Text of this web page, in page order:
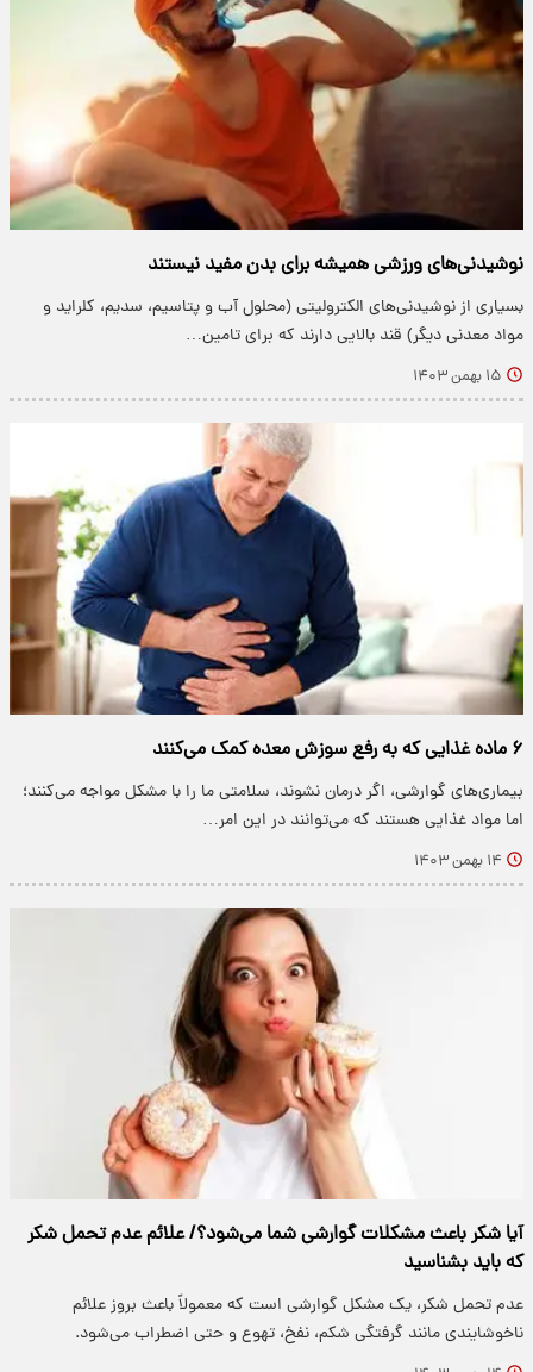
نوشیدنی‌های ورزشی همیشه برای بدن مفید نیستند
بسیاری از نوشیدنی‌های الکترولیتی (محلول آب و پتاسیم، سدیم، کلراید و
مواد معدنی دیگر) قند بالایی دارند که برای تامین…
۱۵ بهمن ۱۴۰۳
۶ ماده غذایی که به رفع سوزش معده کمک می‌کنند
بیماری‌های گوارشی، اگر درمان نشوند، سلامتی ما را با مشکل مواجه می‌کنند؛
اما مواد غذایی هستند که می‌توانند در این امر…
۱۴ بهمن ۱۴۰۳
آیا شکر باعث مشکلات گوارشی شما می‌شود؟/ علائم عدم تحمل شکر
که باید بشناسید
عدم تحمل شکر، یک مشکل گوارشی است که معمولاً باعث بروز علائم
ناخوشایندی مانند گرفتگی شکم، نفخ، تهوع و حتی اضطراب می‌شود.